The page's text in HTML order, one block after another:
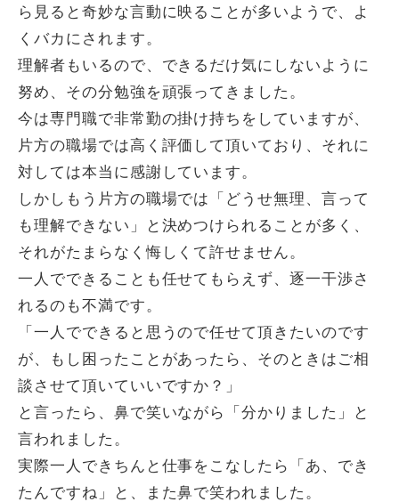
ら見ると奇妙な言動に映ることが多いようで、よ
くバカにされます。
理解者もいるので、できるだけ気にしないように
努め、その分勉強を頑張ってきました。
今は専門職で非常勤の掛け持ちをしていますが、
片方の職場では高く評価して頂いており、それに
対しては本当に感謝しています。
しかしもう片方の職場では「どうせ無理、言って
も理解できない」と決めつけられることが多く、
それがたまらなく悔しくて許せません。
一人でできることも任せてもらえず、逐一干渉さ
れるのも不満です。
「一人でできると思うので任せて頂きたいのです
が、もし困ったことがあったら、そのときはご相
談させて頂いていいですか？」
と言ったら、鼻で笑いながら「分かりました」と
言われました。
実際一人できちんと仕事をこなしたら「あ、でき
たんですね」と、また鼻で笑われました。